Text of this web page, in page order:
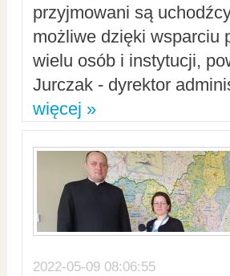
przyjmowani są
możliwe dzięki wsparciu
wielu osób i instytucji,
Jurczak - dyrektor
więcej »
2022-05-09 08:06:55